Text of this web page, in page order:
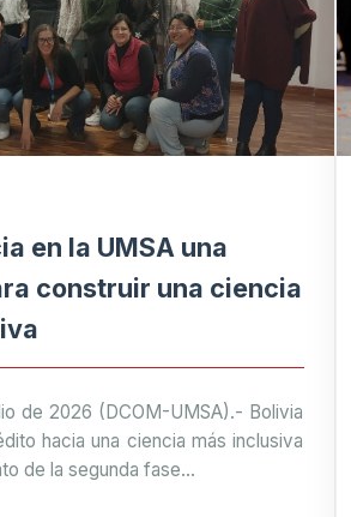
en la UMSA una
construir una ciencia
de 2026 (DCOM-UMSA).- Bolivia
hacia una ciencia más inclusiva
de la segunda fase...